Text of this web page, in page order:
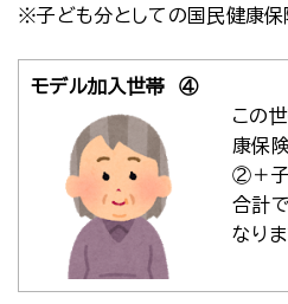
※子ども分としての国民健康保
モデル加入世帯 ④
この
康保
②＋
合計
なりま